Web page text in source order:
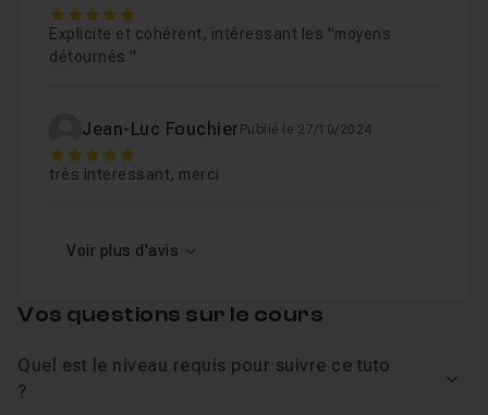
5
Explicite et cohérent, intéressant les "moyens
détournés "
Jean-Luc Fouchier Publié le 27/10/2024
5
très interessant, merci
Voir plus d'avis
Vos questions sur le cours
Quel est le niveau requis pour suivre ce tuto
?